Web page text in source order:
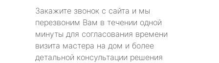
Закажите звонок с сайта и мы
перезвоним Вам в течении одной
минуты для согласования времени
визита мастера на дом и более
детальной консультации решения